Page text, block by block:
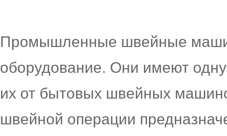
Промышленные швейные
оборудование. Они имеют одну
их от бытовых швейных
швейной операции